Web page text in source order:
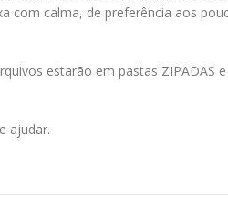
com calma, de preferência aos
estarão em pastas
ajudar.